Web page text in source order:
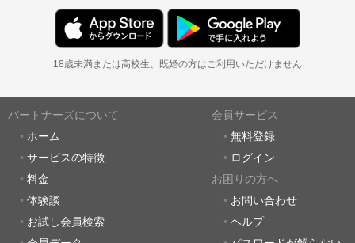
18歳未満または高校生、既婚の方はご利用いただけません
パートナーズについて
ホーム
サービスの特徴
料金
体験談
お試し会員検索
会員サービス
無料登録
ログイン
お困りの方へ
お問い合わせ
ヘルプ